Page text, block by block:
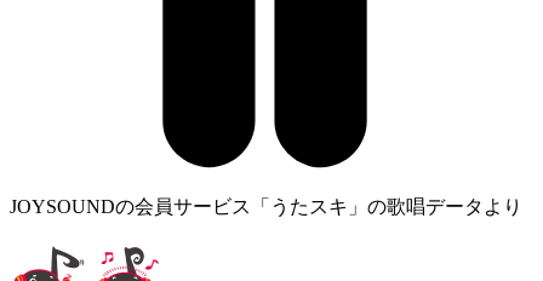
JOYSOUNDの会員サービス「うたスキ」の歌唱データより